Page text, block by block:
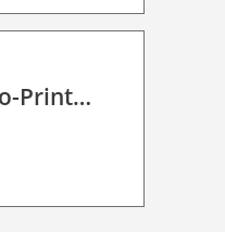
Biond Bio-Print Film RSS Dot Matrix 90